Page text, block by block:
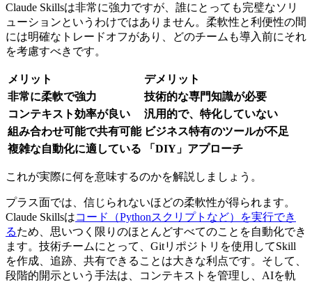
Claude Skillsは非常に強力ですが、誰にとっても完璧なソリ
ューションというわけではありません。柔軟性と利便性の間
には明確なトレードオフがあり、どのチームも導入前にそれ
を考慮すべきです。
メリット
デメリット
非常に柔軟で強力
技術的な専門知識が必要
コンテキスト効率が良い
汎用的で、特化していない
組み合わせ可能で共有可能 ビジネス特有のツールが不足
複雑な自動化に適している
「DIY」アプローチ
これが実際に何を意味するのかを解説しましょう。
プラス面では、信じられないほどの柔軟性が得られます。
Claude Skillsはコード（Pythonスクリプトなど）を実行でき
るため、思いつく限りのほとんどすべてのことを自動化でき
ます。技術チームにとって、Gitリポジトリを使用してSkill
を作成、追跡、共有できることは大きな利点です。そして、
段階的開示という手法は、コンテキストを管理し、AIを軌